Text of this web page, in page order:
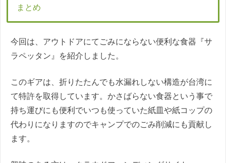
まとめ
今回は、アウトドアにてごみにならない便利な食器『サ
ラペッタン』を紹介しました。
このギアは、折りたたんでも水漏れしない構造が台湾に
て特許を取得しています。かさばらない食器という事で
持ち運びにも便利でいつも使っていた紙皿や紙コップの
代わりになりますのでキャンプでのごみ削減にも貢献し
ます。